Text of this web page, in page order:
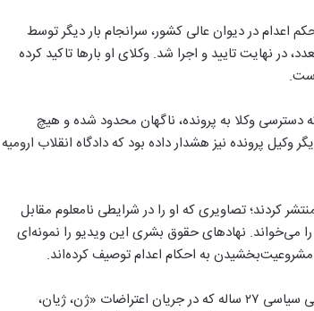
بار نقض حکم اعدام در دیوان عالی کشور، سرانجام بار دیگر توسط
در نهایت تایید و اجرا شد. وکلای او بارها تاکید کرده
دسترسی وکلا به پرونده، ناگهان محدود شده و هیچ
پرونده نیز هشدار داده بود که دادگاه انقلاب ارومیه
کردند؛ تصاویری که او را در شرایطی نامعلوم مقابل
می‌خواند. نهادهای حقوق بشری این ویدیو را نمونه‌ای
به احکام اعدام توصیف کرده‌اند.
در پرونده محراب عبدالله‌زاده نیز وضعیت تفاوت چندانی نداشت. این زندانی سیاسی ۲۷ ساله که در جریان اعتراضات «ژن، ژیان،